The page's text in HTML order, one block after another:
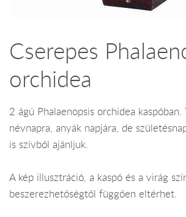
Cserepes
orchidea
2 ágú Phalaenopsis orchidea kaspóban.
névnapra, anyák napjára, de
is szívből ajánljuk.
A kép illusztráció, a kaspó és a virág
beszerezhetőségtől függően eltérhet.